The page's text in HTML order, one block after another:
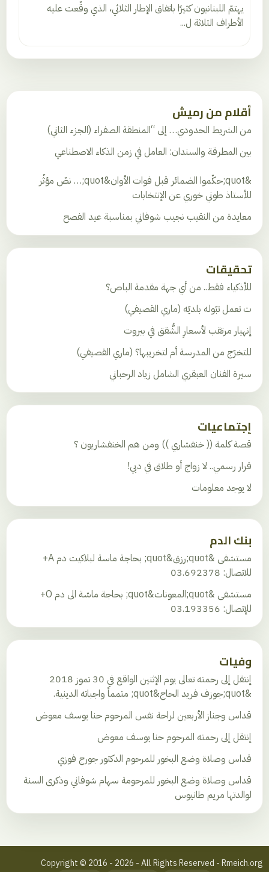
يهتمّ اللبنانيون كثيرًا باتفاق الإطار الثلاثي، الذي وقّعت عليه
الأطراف الثلاثة ل...
أقلام من رميش
من الشريط الحدودي… إلى “المنطقة الصفراء (الجزء الثاني)
بين المطرقة والسندان: العامل في زمن الذكاء الاصطناعي
&quot;حكّموا الضمائر قبل فوات الأوان&quot;… نصّ مؤثّر
للأستاذ طوني خوري عن الإنتخابات
معايدة من النقيب نجيب شوفاني بمناسبة عيد الفصح
تحقيقات
للأذكياء فقط.. من أي جهة مقدمة الباص؟
ت تعمل تبّوله بلديّه (ماري القصيفي)
إنهيار مرتقب لأسعارِ الشُّقق في بيروت
للتخرّج من المدرسة أم لتخريبها؟ (ماري القصيفي)
سيرة الفنان العبقري الشامل زياد الرحباني
إجتماعيات
قصة كلمة (( خنفشاري )) ومن هم الخنفشاريون ؟
قرار رسمي.. لا زواج أو طلاق في دبي!
لا يوجد معلومات
بنك الدم
مستشفى &quot;رزق&quot; بحاجة ماسة لبلاكيت دم A+
للاتصال: 03.692378
مستشفى &quot;المعونات&quot; بحاجة ماسّة الى دم O+
للإتصال: 03.193356
وفيات
إنتقل إلى رحمته تعالى يوم الإثنين الواقع في 30 تموز 2018
&quot;جوزف فريد الحاج&quot; متمماً واجباته الدينية.
قداس وجناز الأربعين لراحة نفس المرحوم حنا يوسف معوض
إنتقل إلى رحمته المرحوم حنا يوسف معوض
قداس وصلاة وضع البخور للمرحوم الدكتور جورج فوزي
قداس وصلاة وضع البخور للمرحومة سهام شوفاني وذكرى السنة
لوالدتها مريم طانيوس
Copyright © 2016 - 2026 - All Rights Reserved - Rmeich.org